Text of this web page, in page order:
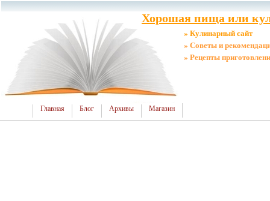
Хорошая пища или
» Кулинарный сайт
» Советы и
» Рецепты
Главная Блог Архивы Магазин